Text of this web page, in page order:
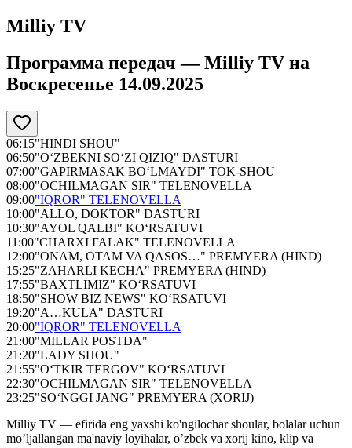
Milliy TV
Программа передач —Milliy TV на
Воскресенье 14.09.2025
06:15"HINDI SHOU"
06:50"O‘ZBEKNI SO‘ZI QIZIQ" DASTURI
07:00"GAPIRMASAK BO‘LMAYDI" TOK-SHOU
08:00"OCHILMAGAN SIR" TELENOVELLA
09:00"IQROR" TELENOVELLA
10:00"ALLO, DOKTOR" DASTURI
10:30"AYOL QALBI" KO‘RSATUVI
11:00"CHARXI FALAK" TELENOVELLA
12:00"ONAM, OTAM VA QASOS…" PREMYERA (HIND)
15:25"ZAHARLI KECHA" PREMYERA (HIND)
17:55"BAXTLIMIZ" KO‘RSATUVI
18:50"SHOW BIZ NEWS" KO‘RSATUVI
19:20"A…KULA" DASTURI
20:00"IQROR" TELENOVELLA
21:00"MILLAR POSTDA"
21:20"LADY SHOU"
21:55"O‘TKIR TERGOV" KO‘RSATUVI
22:30"OCHILMAGAN SIR" TELENOVELLA
23:25"SO‘NGGI JANG" PREMYERA (XORIJ)
Milliy TV — efirida eng yaxshi ko'ngilochar shoular, bolalar uchun
mo’ljallangan ma'naviy loyihalar, o’zbek va xorij kino, klip va